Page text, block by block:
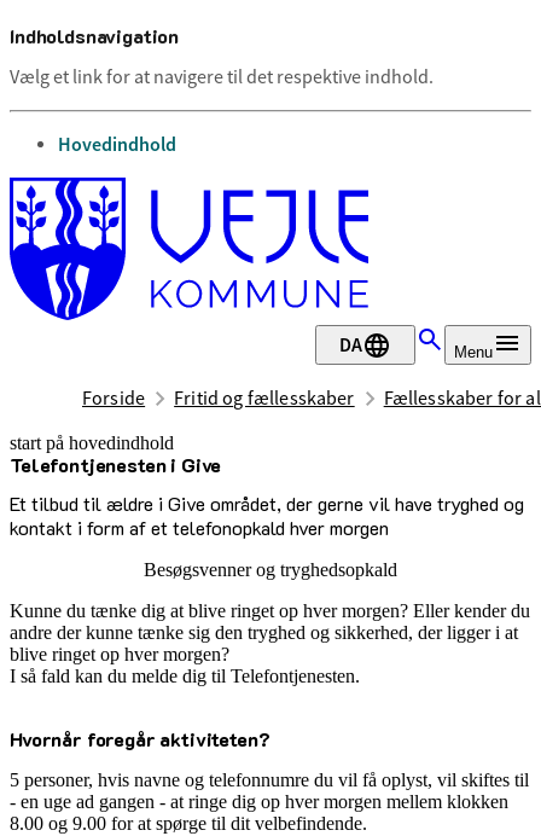
Indholdsnavigation
Vælg et link for at navigere til det respektive indhold.
gå til
Hovedindhold
DA Menu
Forside Fritid og fællesskaber Fællesskaber for
start på hovedindhold
Telefontjenesten i Give
Et tilbud til ældre i Give området, der gerne vil have tryghed og
kontakt i form af et telefonopkald hver morgen
senest opdateret 30. juni 2026
Besøgsvenner og tryghedsopkald
Kunne du tænke dig at blive ringet op hver morgen? Eller kender du
andre der kunne tænke sig den tryghed og sikkerhed, der ligger i at
blive ringet op hver morgen?
I så fald kan du melde dig til Telefontjenesten.
Hvornår foregår aktiviteten?
5 personer, hvis navne og telefonnumre du vil få oplyst, vil skiftes til
- en uge ad gangen - at ringe dig op hver morgen mellem klokken
8.00 og 9.00 for at spørge til dit velbefindende.